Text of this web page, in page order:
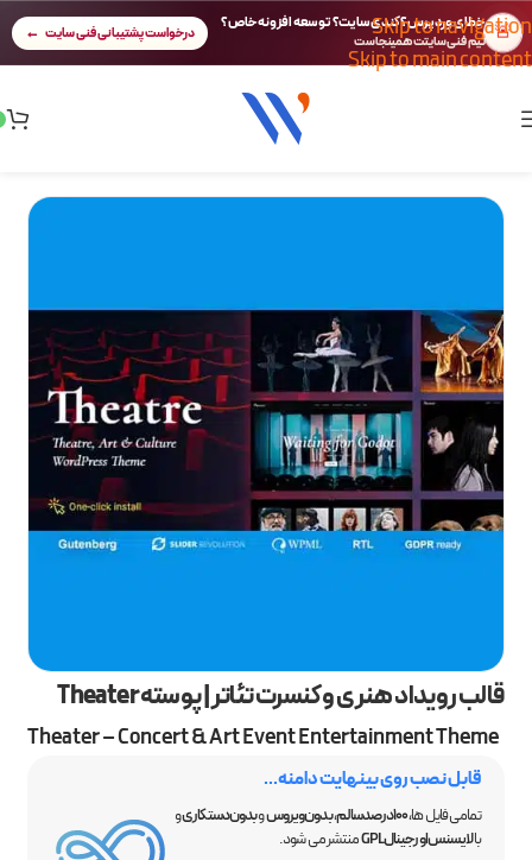
Skip to navigation
Skip to main content
🚨 خطای وردپرس؟ کندی سایت؟ توسعه افزونه خاص؟
تیم فنی سایتت همینجاست درخواست پشتیبانی فنی سایت
قالب رویداد هنری و کنسرت تئاتر | پوسته Theater
Theater – Concert & Art Event Entertainment Theme
قابل نصب روی بینهایت دامنه...
تمامی فایل ها،100 درصد سالم ،بدون ویروسوبدون دستکاریو
بالایسنس اورجینال GPL
منتشر می شود.